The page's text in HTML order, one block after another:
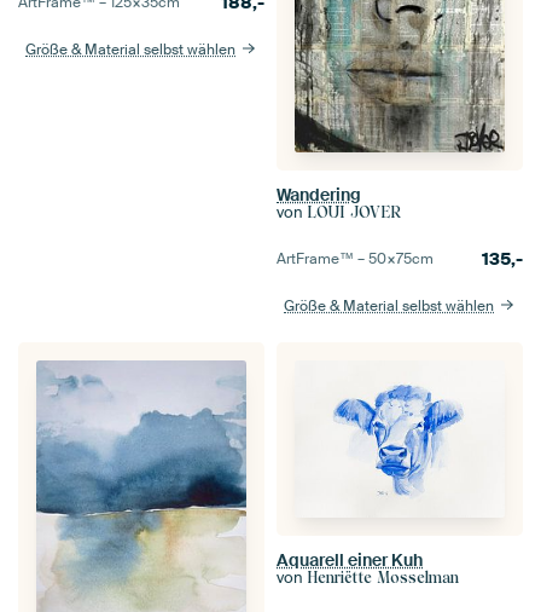
Größe & Material selbst wählen
Wandering
von LOUI JOVER
ArtFrame™ –50×75cm 135,-
Größe & Material selbst wählen
Aquarell einer Kuh
von Henriëtte Mosselman